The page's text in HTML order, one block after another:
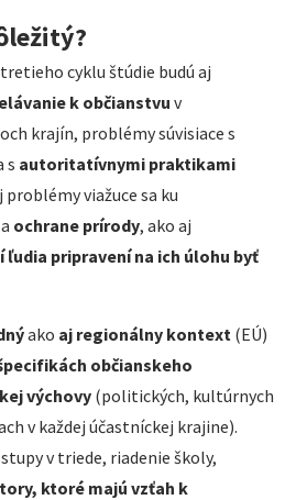
cyklu štúdie budú aj
k občianstvu v
krajín, problémy súvisiace s
s autoritatívnymi praktikami
problémy viažuce sa ku
a ochrane prírody, ako aj
ľudia pripravení na ich úlohu byť
ako aj regionálny kontext (EÚ)
občianskeho
výchovy (politických, kultúrnych
v každej účastníckej krajine).
v triede, riadenie školy,
ktoré majú vzťah k